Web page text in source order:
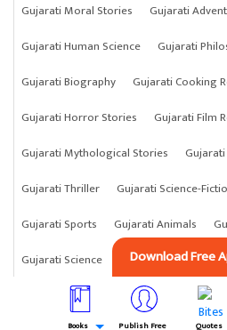
Gujarati Moral Stories
Gujarati
Gujarati Human Science
Gujarati
Gujarati Biography
Gujarati Cooking
Gujarati Horror Stories
Gujarati Film
Gujarati Mythological Stories
Gujarati Thriller
Gujarati Science-
Gujarati Sports
Gujarati Animals
Gujarati Science
Gujarati Anything
Download Free
Books Publish Free Quotes